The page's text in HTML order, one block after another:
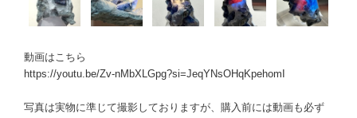
動画はこちら
https://youtu.be/Zv-nMbXLGpg?si=JeqYNsOHqKpehomI
写真は実物に準じて撮影しておりますが、購入前には動画も必ず